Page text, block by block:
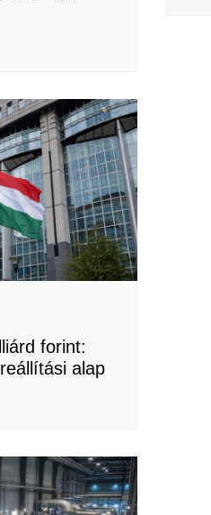
forint:
alap